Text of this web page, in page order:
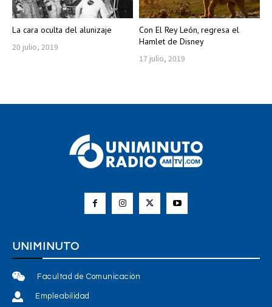
La cara oculta del alunizaje
20 julio, 2019
Con El Rey León, regresa el
Hamlet de Disney
17 julio, 2019
UNIMINUTO
Facultad de Comunicación
Empleabilidad